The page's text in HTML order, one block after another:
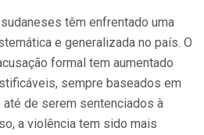
têm enfrentado uma
e generalizada no país. O
formal tem aumentado
sempre baseados em
de serem sentenciados à
a violência tem sido mais